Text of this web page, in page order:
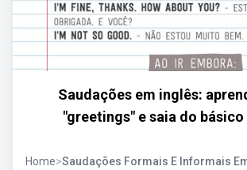
Saudações em inglês:
"greetings" e saia do
Home>Saudações Formais E Informais